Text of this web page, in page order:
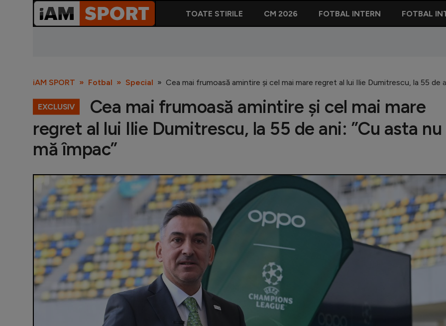
TOATE STIRILE CM 2026 FOTBAL INTERN FOTBAL
iAM SPORT Fotbal Special Cea mai frumoasă amintire și cel mai mare regret al lui Ilie Dumitrescu, la 55 de
EXCLUSIV
Cea mai frumoasă amintire și cel mai mare
regret al lui Ilie Dumitrescu, la 55 de ani: ”Cu asta nu
mă împac”